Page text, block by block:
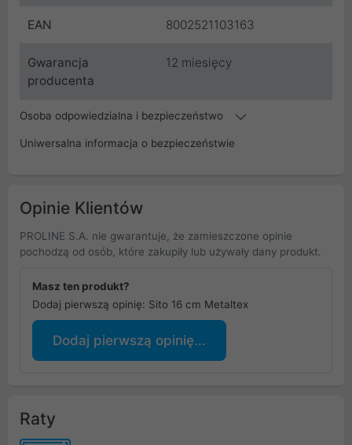
EAN 8002521103163
Gwarancja
producenta
12 miesięcy
Osoba odpowiedzialna i bezpieczeństwo
Uniwersalna informacja o bezpieczeństwie
Opinie Klientów
PROLINE S.A. nie gwarantuje, że zamieszczone opinie
pochodzą od osób, które zakupiły lub używały dany produkt.
Masz ten produkt?
Dodaj pierwszą opinię: Sito 16 cm Metaltex
Dodaj pierwszą opinię...
Raty